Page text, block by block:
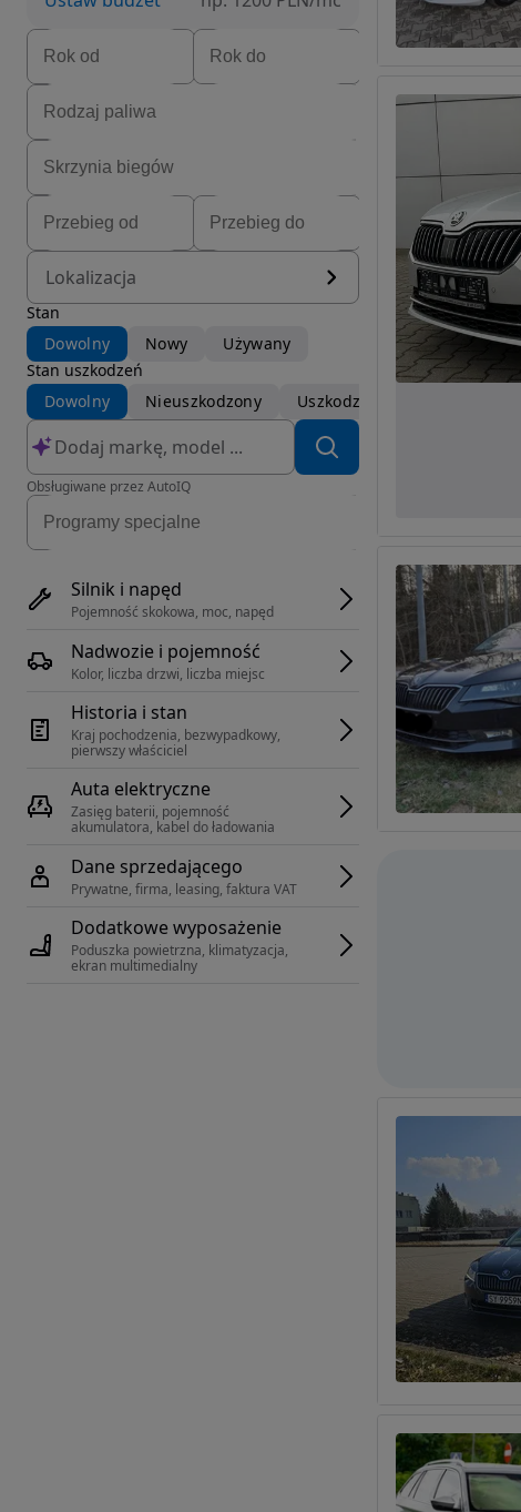
Lokalizacja
Stan
Dowolny
Nowy
Używany
Stan uszkodzeń
Dowolny
Nieuszkodzony Uszkodzony
Obsługiwane przez AutoIQ
Silnik i napęd
Pojemność skokowa, moc, napęd
Nadwozie i pojemność
Kolor, liczba drzwi, liczba miejsc
Historia i stan
Kraj pochodzenia, bezwypadkowy,
pierwszy właściciel
Auta elektryczne
Zasięg baterii, pojemność
akumulatora, kabel do ładowania
Dane sprzedającego
Prywatne, firma, leasing, faktura VAT
Dodatkowe wyposażenie
Poduszka powietrzna, klimatyzacja,
ekran multimedialny